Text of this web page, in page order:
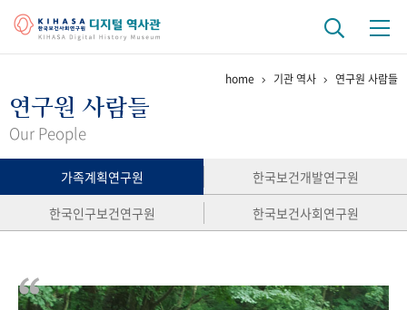
걸어온 길 기관 변천사
연구 역사
정책과 연구 키워드로 보는 연구 역사
연구자들
간행물 변천사
기록물 아카이브
home 기관 역사 연구원 사람들
연구원 사람들
Our People
가족계획연구원
한국보건개발연구원
한국인구보건연구원
한국보건사회연구원